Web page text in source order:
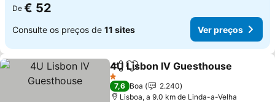
De € 52
Consulte os preços de 11 sites Ver preços
PartilharAdicionar aos favoritos
4U Lisbon IV Guesthouse
1 Estrelas
7,6 Boa
2.240
Lisboa, a 9.0 km de Linda-a-Velha